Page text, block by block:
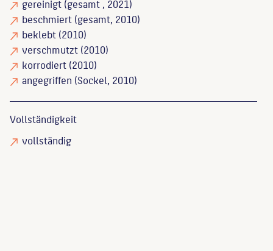
gereinigt(gesamt , 2021)
beschmiert(gesamt, 2010)
beklebt(2010)
verschmutzt(2010)
korrodiert(2010)
angegriffen (Sockel, 2010)
Vollständigkeit
vollständig